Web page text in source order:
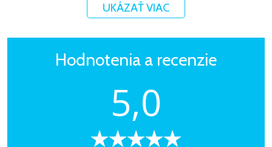
UKÁZAŤ VIAC
Hodnotenia a recenzie
5,0